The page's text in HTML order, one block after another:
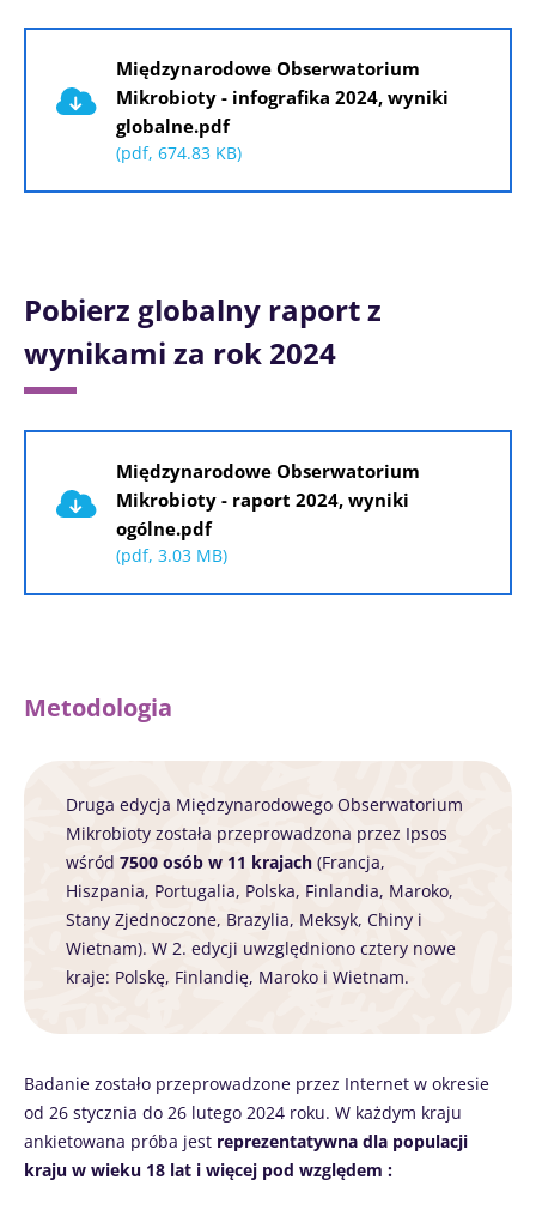
Międzynarodowe Obserwatorium
Mikrobioty - infografika 2024, wyniki
globalne.pdf
(pdf, 674.83 KB)
Pobierz globalny raport z
wynikami za rok 2024
Międzynarodowe Obserwatorium
Mikrobioty - raport 2024, wyniki
ogólne.pdf
(pdf, 3.03 MB)
Metodologia
Druga edycja Międzynarodowego Obserwatorium
Mikrobioty została przeprowadzona przez Ipsos
wśród 7500 osób w 11 krajach (Francja,
Hiszpania, Portugalia, Polska, Finlandia, Maroko,
Stany Zjednoczone, Brazylia, Meksyk, Chiny i
Wietnam). W 2. edycji uwzględniono cztery nowe
kraje: Polskę, Finlandię, Maroko i Wietnam.
Badanie zostało przeprowadzone przez Internet w okresie
od 26 stycznia do 26 lutego 2024 roku. W każdym kraju
ankietowana próba jest reprezentatywna dla populacji
kraju w wieku 18 lat i więcej pod względem :